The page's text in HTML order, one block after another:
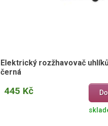
Elektrický rozžhavovač
černá
445 Kč